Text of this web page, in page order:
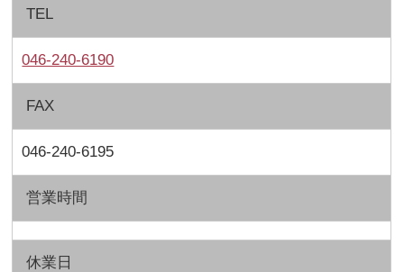
TEL
046-240-6190
FAX
046-240-6195
営業時間
休業日